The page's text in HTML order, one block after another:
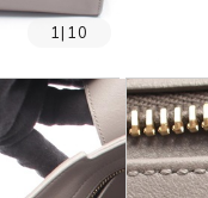
1| 10